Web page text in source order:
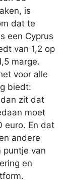
is
dat te
een Cyprus
van 1,2 op
marge.
voor alle
biedt:
zit dat
moet
euro. En dat
andere
puntje van
en